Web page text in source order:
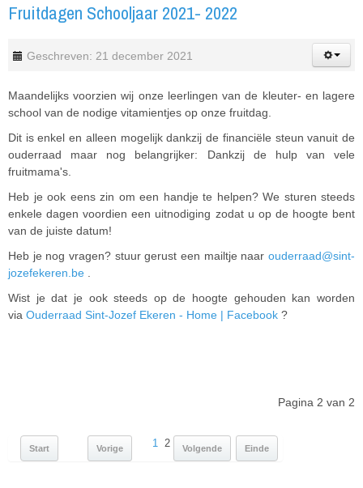
Fruitdagen Schooljaar 2021- 2022
Geschreven: 21 december 2021
Maandelijks voorzien wij onze leerlingen van de kleuter- en lagere
school van de nodige vitamientjes op onze fruitdag.
Dit is enkel en alleen mogelijk dankzij de financiële steun vanuit de
ouderraad maar nog belangrijker: Dankzij de hulp van vele
fruitmama's.
Heb je ook eens zin om een handje te helpen? We sturen steeds
enkele dagen voordien een uitnodiging zodat u op de hoogte bent
van de juiste datum!
Heb je nog vragen? stuur gerust een mailtje naar ouderraad@sint-
jozefekeren.be
Wist je dat je ook steeds op de hoogte gehouden kan worden
via Ouderraad Sint-Jozef Ekeren - Home | Facebook ?
Pagina 2 van 2
Start Vorige 1 2 Volgende Einde